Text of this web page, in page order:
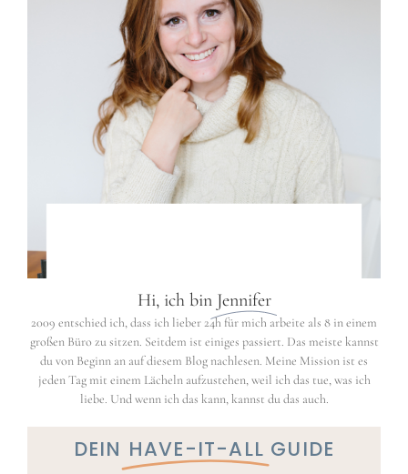
Hi, ich bin Jennifer
2009 entschied ich, dass ich lieber 24h für mich arbeite als 8 in einem
großen Büro zu sitzen. Seitdem ist einiges passiert. Das meiste kannst
du von Beginn an auf diesem Blog nachlesen. Meine Mission ist es
jeden Tag mit einem Lächeln aufzustehen, weil ich das tue, was ich
liebe. Und wenn ich das kann, kannst du das auch.
DEIN HAVE-IT-ALL GUIDE